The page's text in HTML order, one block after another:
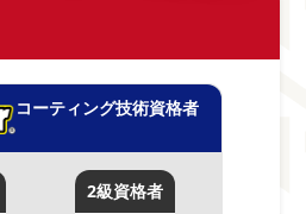
コーティング技術資格者
2級資格者